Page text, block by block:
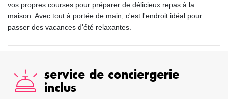
vos propres courses pour préparer de délicieux repas à la
maison. Avec tout à portée de main, c'est l'endroit idéal pour
passer des vacances d'été relaxantes.
service de conciergerie
inclus